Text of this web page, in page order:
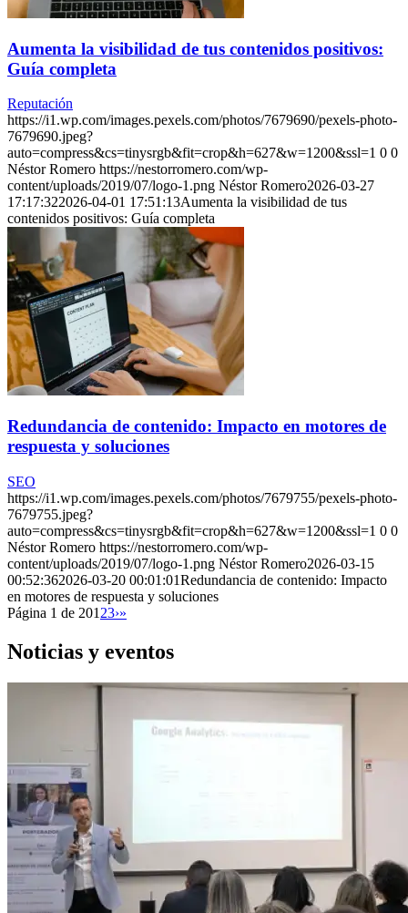
Aumenta la visibilidad de tus contenidos positivos:
Guía completa
Reputación
https://i1.wp.com/images.pexels.com/photos/7679690/pexels-photo-
7679690.jpeg?
auto=compress&cs=tinysrgb&fit=crop&h=627&w=1200&ssl=1 0 0
Néstor Romero https://nestorromero.com/wp-
content/uploads/2019/07/logo-1.png Néstor Romero2026-03-27
17:17:322026-04-01 17:51:13Aumenta la visibilidad de tus
contenidos positivos: Guía completa
Redundancia de contenido: Impacto en motores de
respuesta y soluciones
SEO
https://i1.wp.com/images.pexels.com/photos/7679755/pexels-photo-
7679755.jpeg?
auto=compress&cs=tinysrgb&fit=crop&h=627&w=1200&ssl=1 0 0
Néstor Romero https://nestorromero.com/wp-
content/uploads/2019/07/logo-1.png Néstor Romero2026-03-15
00:52:362026-03-20 00:01:01Redundancia de contenido: Impacto
en motores de respuesta y soluciones
Página 1 de 201 23›»
Noticias y eventos